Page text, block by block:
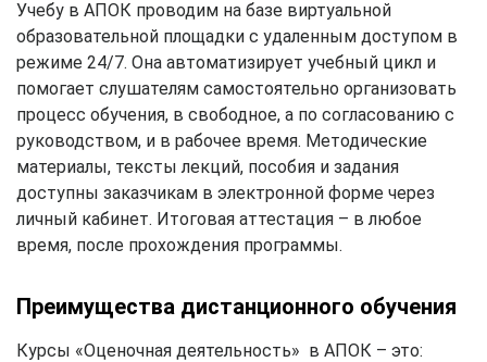
Учебу в АПОК проводим на базе виртуальной
образовательной площадки с удаленным доступом в
режиме 24/7. Она автоматизирует учебный цикл и
помогает слушателям самостоятельно организовать
процесс обучения, в свободное, а по согласованию с
руководством, и в рабочее время. Методические
материалы, тексты лекций, пособия и задания
доступны заказчикам в электронной форме через
личный кабинет. Итоговая аттестация – в любое
время, после прохождения программы.
Преимущества дистанционного обучения
Курсы «Оценочная деятельность» в АПОК – это: